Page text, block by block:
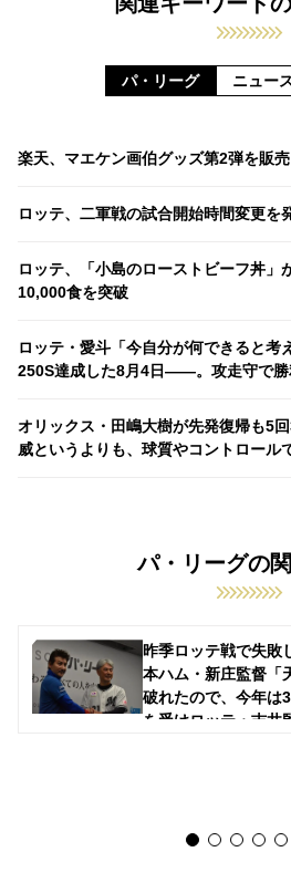
パ・リーグ ニュー
楽天、マエケン画伯グッズ第2弾を販売
ロッテ、二軍戦の試合開始時間変更を
ロッテ、「小島のローストビーフ丼」
10,000食を突破
ロッテ・愛斗「今自分が何できると
250S達成した8月4日――。攻走守で勝
オリックス・田嶋大樹が先発復帰も5
威というよりも、球質やコントロール
パ・リーグの
昨季ロッテ戦で失敗
本ハム・新庄監督「
破れたので、今年は
を受けロッテ・吉井